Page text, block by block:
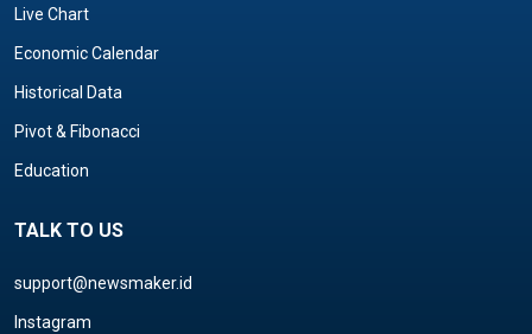
Live Chart
Economic Calendar
Historical Data
Pivot & Fibonacci
Education
TALK TO US
support@newsmaker.id
Instagram